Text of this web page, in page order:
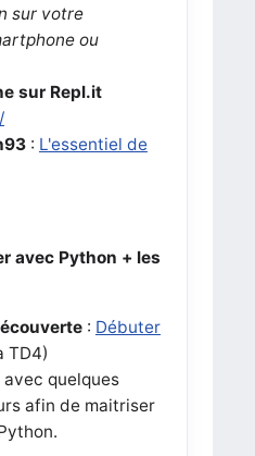
sur votre
ou
sur Repl.it
: L'essentiel de
avec Python + les
: Débuter
TD4)
quelques
afin de maitriser